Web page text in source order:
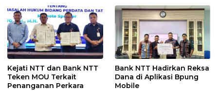
Kejati NTT dan Bank NTT
Teken MOU Terkait
Penanganan Perkara
Bank NTT Hadirkan Reksa
Dana di Aplikasi Bpung
Mobile